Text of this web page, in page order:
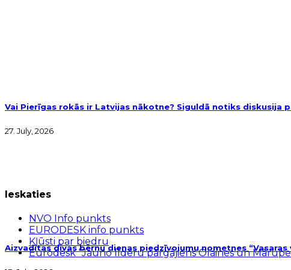
Vai Pierīgas rokās ir Latvijas nākotne? Siguldā notiks diskusija
27. July, 2026
Aizvadītas divas bērnu dienas piedzīvojumu nometnes “Vasaras
Ieskaties
NVO Info punkts
EURODESK info punkts
Kļūsti par biedru
Eurodesk “Jauno līderu pārgājiens Olaines un